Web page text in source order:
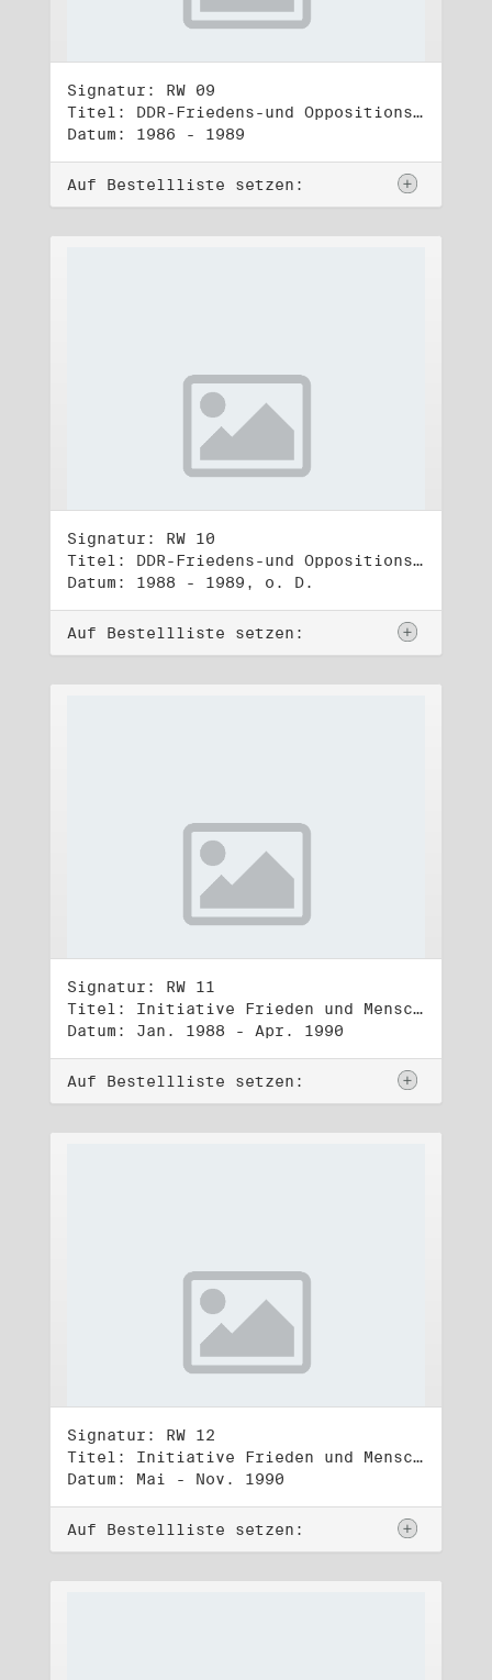
Signatur: RW 09
Titel: DDR-Friedens-und Oppositionsbewegung (2)
Datum: 1986 - 1989
Auf Bestellliste setzen:
Signatur: RW 10
Titel: DDR-Friedens-und Oppositionsbewegung (3)
Datum: 1988 - 1989, o. D.
Auf Bestellliste setzen:
Signatur: RW 11
Titel: Initiative Frieden und Menschenrechte (1)
Datum: Jan. 1988 - Apr. 1990
Auf Bestellliste setzen:
Signatur: RW 12
Titel: Initiative Frieden und Menschenrechte (2)
Datum: Mai - Nov. 1990
Auf Bestellliste setzen: